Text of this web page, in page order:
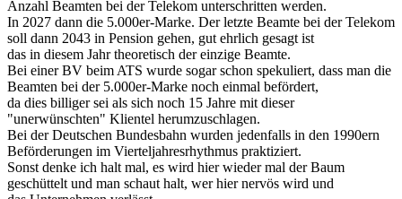
Anzahl Beamten bei der Telekom unterschritten werden.
In 2027 dann die 5.000er-Marke. Der letzte Beamte bei der Telekom
soll dann 2043 in Pension gehen, gut ehrlich gesagt ist
das in diesem Jahr theoretisch der einzige Beamte.
Bei einer BV beim ATS wurde sogar schon spekuliert, dass man die
Beamten bei der 5.000er-Marke noch einmal befördert,
da dies billiger sei als sich noch 15 Jahre mit dieser
"unerwünschten" Klientel herumzuschlagen.
Bei der Deutschen Bundesbahn wurden jedenfalls in den 1990ern
Beförderungen im Vierteljahresrhythmus praktiziert.
Sonst denke ich halt mal, es wird hier wieder mal der Baum
geschüttelt und man schaut halt, wer hier nervös wird und